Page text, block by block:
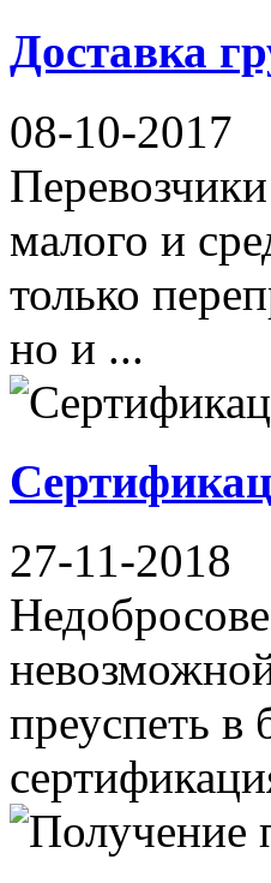
Доставка
08-10-2017
малого и
только
но и ...
27-11-2018
преуспеть в